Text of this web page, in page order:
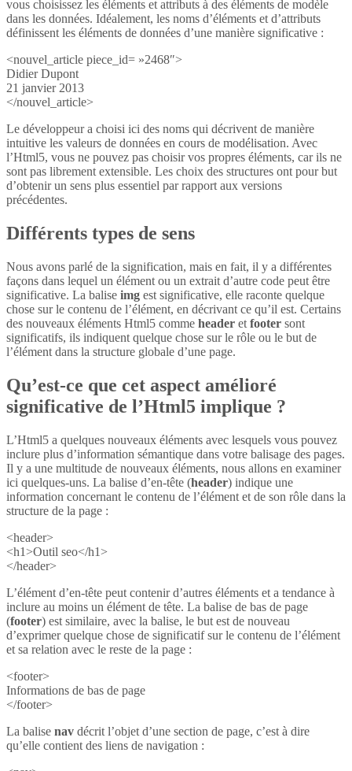
vous choisissez les éléments et attributs à des éléments de modèle
dans les données. Idéalement, les noms d’éléments et d’attributs
définissent les éléments de données d’une manière significative :
<nouvel_article piece_id= »2468″>
Didier Dupont
21 janvier 2013
</nouvel_article>
Le développeur a choisi ici des noms qui décrivent de manière
intuitive les valeurs de données en cours de modélisation. Avec
l’Html5, vous ne pouvez pas choisir vos propres éléments, car ils ne
sont pas librement extensible. Les choix des structures ont pour but
d’obtenir un sens plus essentiel par rapport aux versions
précédentes.
Différents types de sens
Nous avons parlé de la signification, mais en fait, il y a différentes
façons dans lequel un élément ou un extrait d’autre code peut être
significative. La balise img est significative, elle raconte quelque
chose sur le contenu de l’élément, en décrivant ce qu’il est. Certains
des nouveaux éléments Html5 comme header et footer sont
significatifs, ils indiquent quelque chose sur le rôle ou le but de
l’élément dans la structure globale d’une page.
Qu’est-ce que cet aspect amélioré
significative de l’Html5 implique ?
L’Html5 a quelques nouveaux éléments avec lesquels vous pouvez
inclure plus d’information sémantique dans votre balisage des pages.
Il y a une multitude de nouveaux éléments, nous allons en examiner
ici quelques-uns. La balise d’en-tête (header) indique une
information concernant le contenu de l’élément et de son rôle dans la
structure de la page :
<header>
<h1>Outil seo</h1>
</header>
L’élément d’en-tête peut contenir d’autres éléments et a tendance à
inclure au moins un élément de tête. La balise de bas de page
(footer) est similaire, avec la balise, le but est de nouveau
d’exprimer quelque chose de significatif sur le contenu de l’élément
et sa relation avec le reste de la page :
<footer>
Informations de bas de page
</footer>
La balise nav décrit l’objet d’une section de page, c’est à dire
qu’elle contient des liens de navigation :